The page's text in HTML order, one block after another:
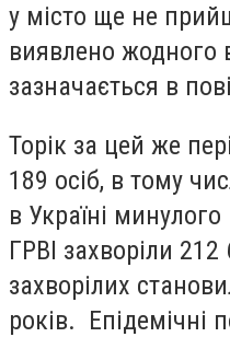
у місто ще не
виявлено жодного
зазначається в
Торік за цей же
189 осіб, в тому
в Україні
ГРВІ захворіли
захворілих
років. Епідемічні